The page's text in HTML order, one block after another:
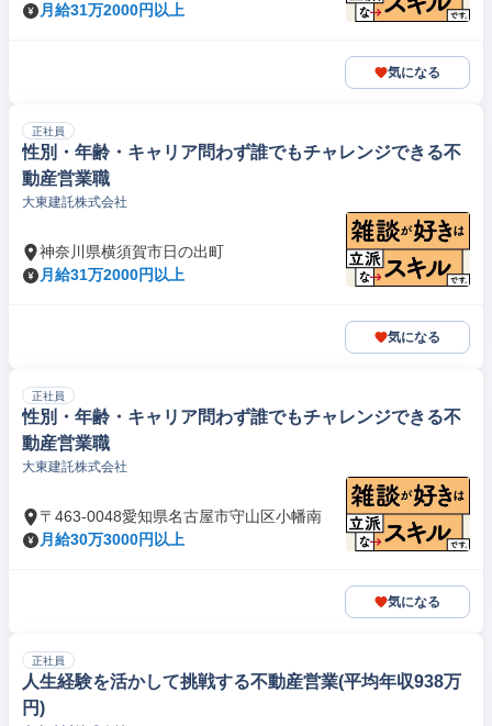
月給31万2000円以上
気になる
正社員
性別・年齢・キャリア問わず誰でもチャレンジできる不
動産営業職
大東建託株式会社
神奈川県横須賀市日の出町
月給31万2000円以上
気になる
正社員
性別・年齢・キャリア問わず誰でもチャレンジできる不
動産営業職
大東建託株式会社
〒463-0048愛知県名古屋市守山区小幡南
月給30万3000円以上
気になる
正社員
人生経験を活かして挑戦する不動産営業(平均年収938万
円)